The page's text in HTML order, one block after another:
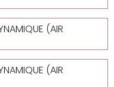
(AIR
(AIR